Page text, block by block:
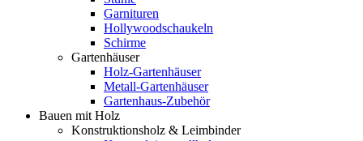
Garnituren
Hollywoodschaukeln
Schirme
Gartenhäuser
Holz-Gartenhäuser
Metall-Gartenhäuser
Gartenhaus-Zubehör
Bauen mit Holz
Konstruktionsholz & Leimbinder